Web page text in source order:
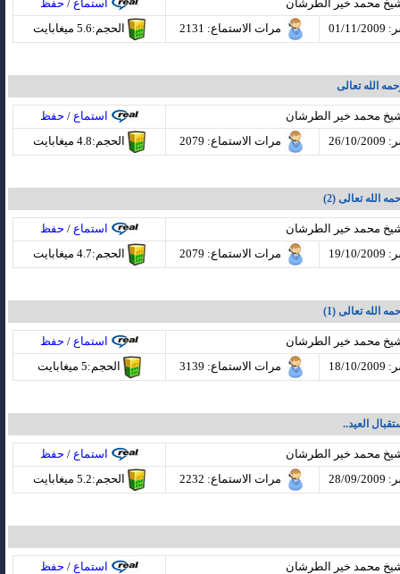
استماع / حفظ
محمد خير الطرشان
الحجم:5.6 ميغابايت
مرات الاستماع: 2131
الله تعالى
استماع / حفظ
محمد خير الطرشان
الحجم:4.8 ميغابايت
مرات الاستماع: 2079
الله تعالى (2)
استماع / حفظ
محمد خير الطرشان
الحجم:4.7 ميغابايت
مرات الاستماع: 2079
الله تعالى (1)
استماع / حفظ
محمد خير الطرشان
الحجم:5 ميغابايت
مرات الاستماع: 3139
العيد..
استماع / حفظ
محمد خير الطرشان
الحجم:5.2 ميغابايت
مرات الاستماع: 2232
استماع / حفظ
محمد خير الطرشان